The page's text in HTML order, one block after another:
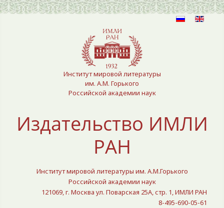
Выберите язык
Институт мировой литературы
им. А.М. Горького
Российской академии наук
Издательство ИМЛИ
РАН
Институт мировой литературы им. А.М.Горького
Российской академии наук
121069, г. Москва ул. Поварская 25A, стр. 1, ИМЛИ РАН
8-495-690-05-61